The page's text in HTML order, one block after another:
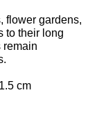
flower gardens,
to their long
remain
cm